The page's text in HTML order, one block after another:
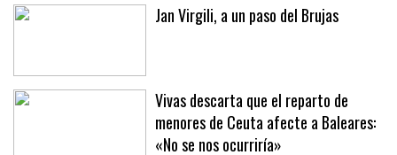
Jan Virgili, a un paso del Brujas
Vivas descarta que el reparto de
menores de Ceuta afecte a Baleares:
«No se nos ocurriría»